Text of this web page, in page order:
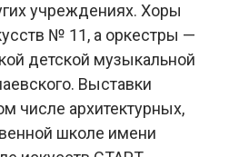
учреждениях. Хоры
№ 11, а оркестры —
детской музыкальной
Выставки
числе архитектурных,
школе имени